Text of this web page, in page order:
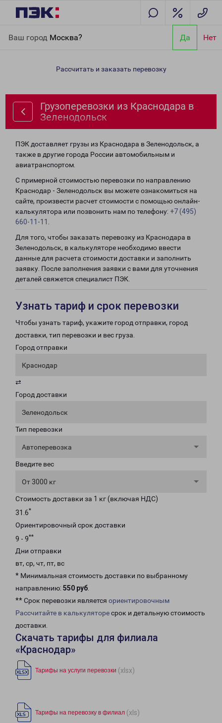
Ваш город Москва? Да Нет
Зеленодольск
Рассчитать и заказать перевозку
Грузоперевозки из Краснодара в
Зеленодольск
ПЭК доставляет грузы из Краснодара в Зеленодольск, а
также в другие города России автомобильным и
авиатранспортом.
С примерной стоимостью перевозки по направлению
Краснодар - Зеленодольск вы можете ознакомиться на
сайте, произвести расчет стоимости с помощью онлайн-
калькулятора или позвонить нам по телефону: +7 (495)
660-11-11
Для того, чтобы заказать перевозку из Краснодара в
Зеленодольск, в калькуляторе необходимо ввести
данные для расчета стоимости доставки и заполнить
заявку. После заполнения заявки с вами для уточнения
деталей свяжется специалист ПЭК.
Узнать тариф и срок перевозки
Чтобы узнать тариф, укажите город отправки, город
доставки, тип перевозки и вес груза.
Город отправки
Краснодар
⇄
Город доставки
Зеленодольск
Тип перевозки
Автоперевозка
Введите вес
От 3000 кг
Стоимость доставки за 1 кг (включая НДС)
31.6*
Ориентировочный срок доставки
9 - 9**
Дни отправки
вт, ср, чт, пт, вс
* Минимальная стоимость доставки по выбранному
направлению: 550 руб.
** Срок перевозки является ориентировочным
Рассчитайте в калькуляторесрок и детальную стоимость
доставки.
Скачать тарифы для филиала
«Краснодар»
Тарифы на услуги перевозки (xlsx)
Тарифы на перевозку в филиал (xls)